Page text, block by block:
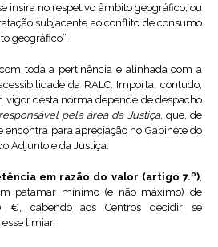
insira no respetivo âmbito geográfico; ou
subjacente ao conflito de consumo
geográfico”.
toda a pertinência e alinhada com a
da RALC. Importa, contudo,
vigor desta norma depende de despacho
pela área da Justiça, que, de
encontra para apreciação no Gabinete do
Adjunto e da Justiça.
em razão do valor (artigo 7.º),
patamar mínimo (e não máximo) de
€, cabendo aos Centros decidir se
limiar.